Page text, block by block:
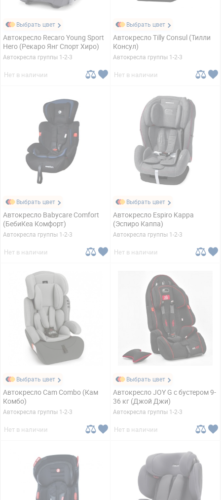
Выбрать цвет
Автокресло Recaro Young Sport
Hero (Рекаро Янг Спорт Хиро)
Автокресла группы 1-2-3
Нет в наличии
Выбрать цвет
Автокресло Tilly Consul (Тилли
Консул)
Автокресла группы 1-2-3
Нет в наличии
Выбрать цвет
Автокресло Babycare Comfort
(БебиКеа Комфорт)
Автокресла группы 1-2-3
Нет в наличии
Выбрать цвет
Автокресло Espiro Kappa
(Эспиро Каппа)
Автокресла группы 1-2-3
Нет в наличии
Выбрать цвет
Автокресло Cam Combo (Кам
Комбо)
Автокресла группы 1-2-3
Нет в наличии
Выбрать цвет
Автокресло JOY G с бустером 9-
36 кг (Джой Джи)
Автокресла группы 1-2-3
Нет в наличии